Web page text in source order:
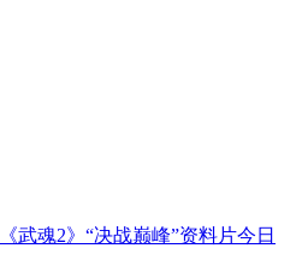
武魂2》“决战巅峰”资料片今日